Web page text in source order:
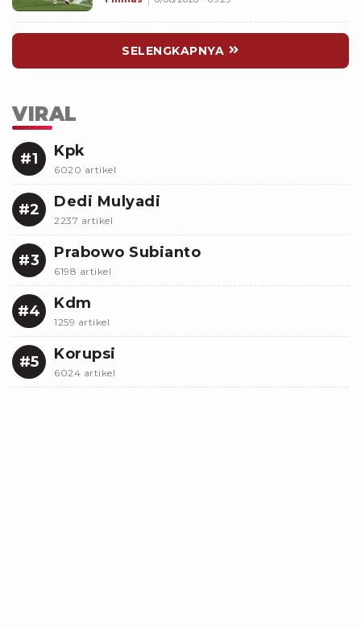
SELENGKAPNYA
VIRAL
#1 Kpk
6020 artikel
#2 Dedi Mulyadi
2237 artikel
#3 Prabowo Subianto
6198 artikel
#4 Kdm
1259 artikel
#5 Korupsi
6024 artikel